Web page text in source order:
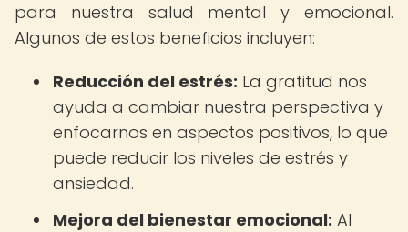
para nuestra salud mental y emocional.
Algunos de estos beneficios incluyen:
Reducción del estrés: La gratitud nos
ayuda a cambiar nuestra perspectiva y
enfocarnos en aspectos positivos, lo que
puede reducir los niveles de estrés y
ansiedad.
Mejora del bienestar emocional: Al